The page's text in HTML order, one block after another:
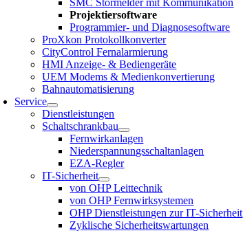
SMC Störmelder mit Kommunikation
Projektiersoftware
Programmier- und Diagnosesoftware
ProXkon Protokollkonverter
CityControl Fernalarmierung
HMI Anzeige- & Bediengeräte
UEM Modems & Medienkonvertierung
Bahnautomatisierung
Service
Dienstleistungen
Schaltschrankbau
Fernwirkanlagen
Niederspannungsschaltanlagen
EZA-Regler
IT-Sicherheit
von OHP Leittechnik
von OHP Fernwirksystemen
OHP Dienstleistungen zur IT-Sicherheit
Zyklische Sicherheitswartungen